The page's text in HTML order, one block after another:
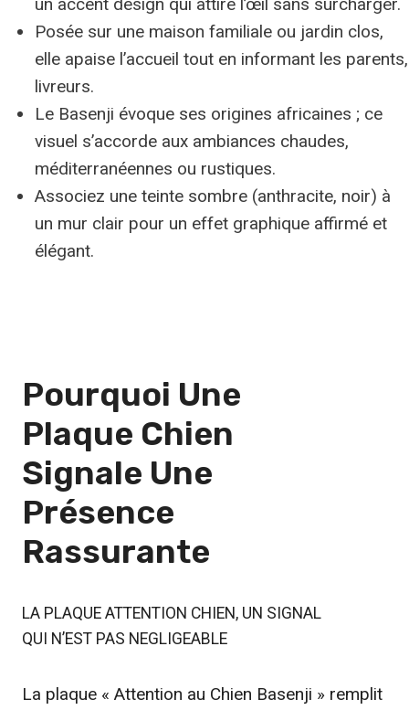
un accent design qui attire l’œil sans surcharger.
Posée sur une maison familiale ou jardin clos,
elle apaise l’accueil tout en informant les parents,
livreurs.
Le Basenji évoque ses origines africaines ; ce
visuel s’accorde aux ambiances chaudes,
méditerranéennes ou rustiques.
Associez une teinte sombre (anthracite, noir) à
un mur clair pour un effet graphique affirmé et
élégant.
Pourquoi Une
Plaque Chien
Signale Une
Présence
Rassurante
LA PLAQUE ATTENTION CHIEN, UN SIGNAL
QUI N’EST PAS NEGLIGEABLE
La plaque « Attention au Chien Basenji » remplit